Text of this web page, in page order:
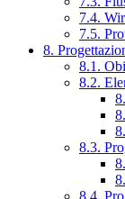
7.4.
7.5.
8.
8.1.
8.2.
8.3.
8.4.